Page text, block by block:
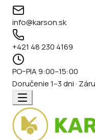
info@karson.sk
+421 48 230 4169
PO–PIA 9:00–15:00
Doručenie 1–3 dni ·